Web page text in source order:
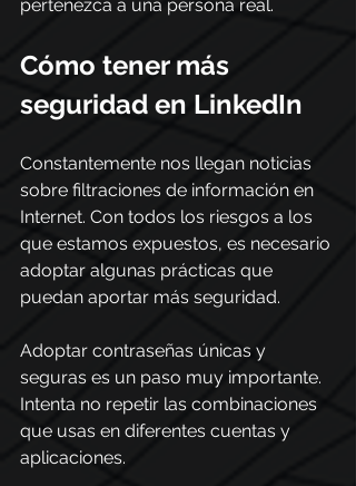
pertenezca a una persona real.
Cómo tener más
seguridad en LinkedIn
Constantemente nos llegan noticias
sobre filtraciones de información en
Internet. Con todos los riesgos a los
que estamos expuestos, es necesario
adoptar algunas prácticas que
puedan aportar más seguridad.
Adoptar contraseñas únicas y
seguras es un paso muy importante.
Intenta no repetir las combinaciones
que usas en diferentes cuentas y
aplicaciones.